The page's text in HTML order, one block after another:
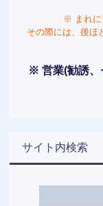
※ まれに
その際には、後ほ
※ 営業(勧誘、
サイト内検索